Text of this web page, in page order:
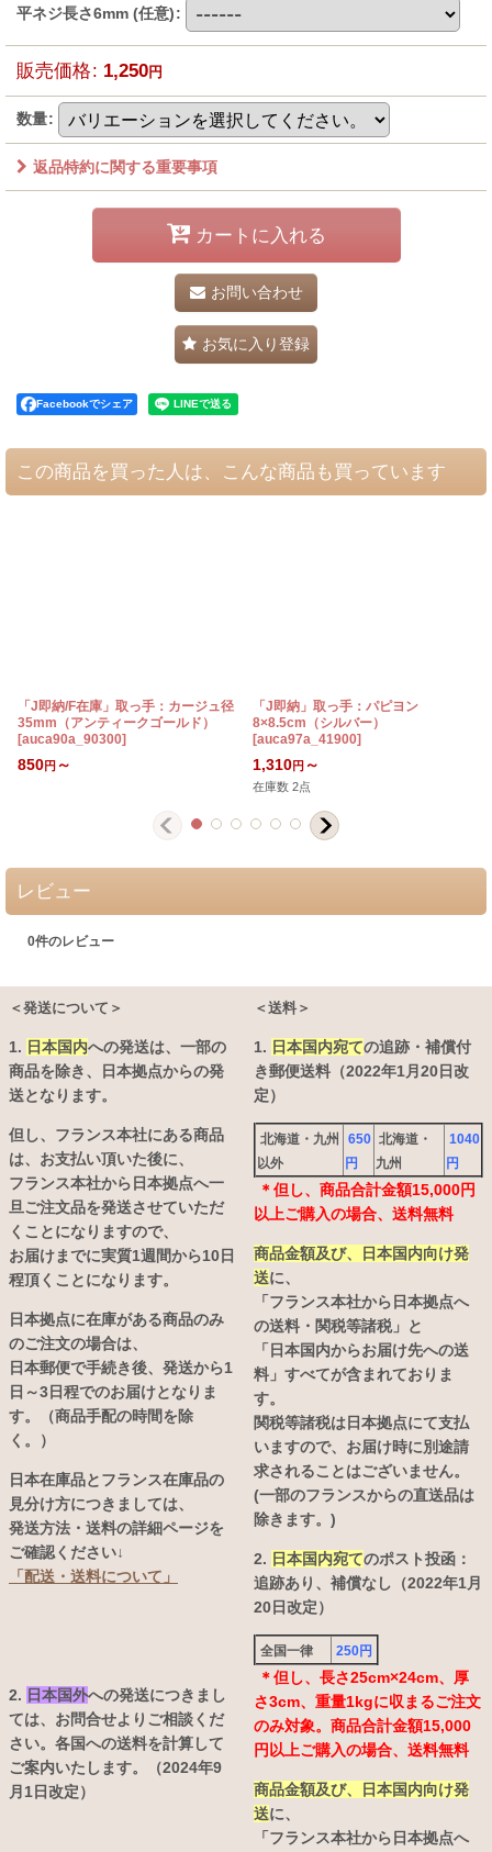
平ネジ長さ6mm (任意):
販売価格: 1,250円
数量:
返品特約に関する重要事項
カートに入れる
お問い合わせ
お気に入り登録
Facebookでシェア
この商品を買った人は、こんな商品も買っています
「J即納/F在庫」取っ手：カージュ径
35mm（アンティークゴールド）
[auca90a_90300]
850円 ～
「J即納」取っ手：パピヨン
8×8.5cm（シルバー）
[auca97a_41900]
1,310円 ～
在庫数 2点
レビュー
0件のレビュー
＜発送について＞
1. 日本国内への発送は、 一部の
商品を除き、日本拠点からの発
送となります。
但し、フランス本社にある商品
は、お支払い頂いた後に、
フランス本社から日本拠点へ一
旦ご注文品を発送させていただ
くことになりますので、
お届けまでに実質1週間から10日
程頂くことになります。
日本拠点に在庫がある商品のみ
のご注文の場合は、
日本郵便で手続き後、発送から1
日～3日程でのお届けとなりま
す。（商品手配の時間を除
く。）
日本在庫品とフランス在庫品の
見分け方につきましては、
発送方法・送料の詳細ページを
ご確認ください↓
「配送・送料について」
2. 日本国外への発送につきまし
ては、お問合せよりご相談くだ
さい。各国への送料を計算して
ご案内いたします。（2024年9
月1日改定）
＜送料＞
1. 日本国内宛ての追跡・補償付
き郵便送料（2022年1月20日改
定）
北海道・九州
以外
650
円
北海道・
九州
1040
円
＊但し、商品合計金額15,000円
以上ご購入の場合、送料無料
商品金額及び、日本国内向け発
送に、
「フランス本社から日本拠点へ
の送料・関税等諸税」と
「日本国内からお届け先への送
料」すべてが含まれておりま
す。
関税等諸税は日本拠点にて支払
いますので、お届け時に別途請
求されることはございません。
(一部のフランスからの直送品は
除きます。)
2. 日本国内宛てのポスト投函：
追跡あり、補償なし（2022年1月
20日改定）
全国一律 250円
＊但し、長さ25cm×24cm、厚
さ3cm、重量1kgに収まるご注文
のみ対象。商品合計金額15,000
円以上ご購入の場合、送料無料
商品金額及び、日本国内向け発
送に、
「フランス本社から日本拠点へ